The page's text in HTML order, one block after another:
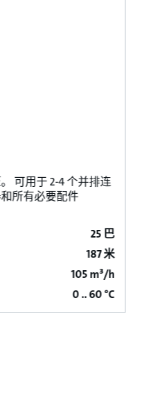
可用于 2-4 个并排连
所有必要配件
25 巴
187 米
105 m³/h
0 .. 60 °C